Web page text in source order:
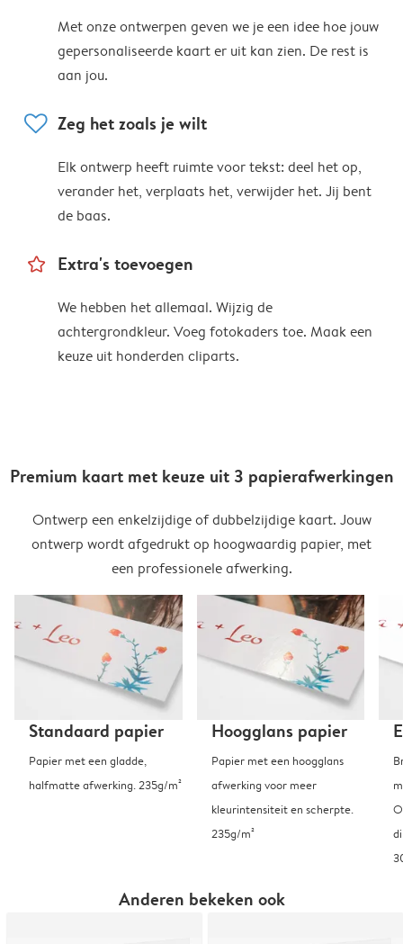
Met onze ontwerpen geven we je een idee hoe jouw
gepersonaliseerde kaart er uit kan zien. De rest is
aan jou.
heart Zeg het zoals je wilt
Elk ontwerp heeft ruimte voor tekst: deel het op,
verander het, verplaats het, verwijder het. Jij bent
de baas.
star_outline Extra's toevoegen
We hebben het allemaal. Wijzig de
achtergrondkleur. Voeg fotokaders toe. Maak een
keuze uit honderden cliparts.
Premium kaart met keuze uit 3 papierafwerkingen
Ontwerp een enkelzijdige of dubbelzijdige kaart. Jouw
ontwerp wordt afgedrukt op hoogwaardig papier, met
een professionele afwerking.
Standaard papier
Papier met een gladde,
halfmatte afwerking. 235g/m²
Hoogglans papier
Papier met een hoogglans
afwerking voor meer
kleurintensiteit en scherpte.
235g/m²
Anderen bekeken ook